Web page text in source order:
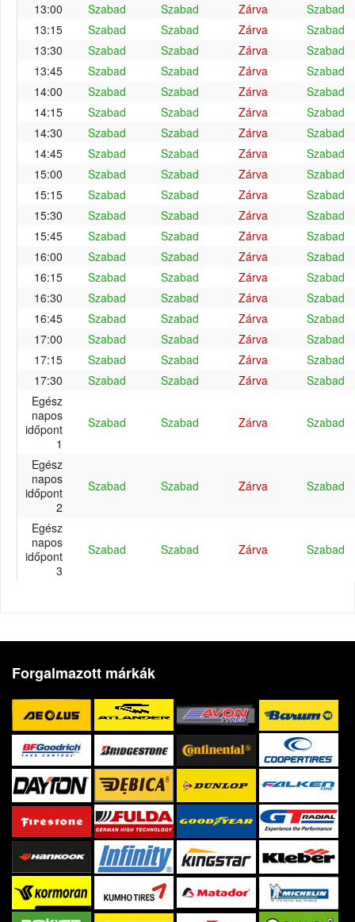
13:00
Szabad Szabad Zárva
Szabad
13:15
Szabad Szabad Zárva
Szabad
13:30
Szabad Szabad Zárva
Szabad
13:45
Szabad Szabad Zárva
Szabad
14:00
Szabad Szabad Zárva
Szabad
14:15
Szabad Szabad Zárva
Szabad
14:30
Szabad Szabad Zárva
Szabad
14:45
Szabad Szabad Zárva
Szabad
15:00
Szabad Szabad Zárva
Szabad
15:15
Szabad Szabad Zárva
Szabad
15:30
Szabad Szabad Zárva
Szabad
15:45
Szabad Szabad Zárva
Szabad
16:00
Szabad Szabad Zárva
Szabad
16:15
Szabad Szabad Zárva
Szabad
16:30
Szabad Szabad Zárva
Szabad
16:45
Szabad Szabad Zárva
Szabad
17:00
Szabad Szabad Zárva
Szabad
17:15
Szabad Szabad Zárva
Szabad
17:30
Szabad Szabad Zárva
Szabad
Egész
napos
időpont
1
Szabad Szabad Zárva Szabad
Egész
napos
időpont
2
Szabad Szabad Zárva Szabad
Egész
napos
időpont
3
Szabad Szabad Zárva Szabad
Forgalmazott márkák